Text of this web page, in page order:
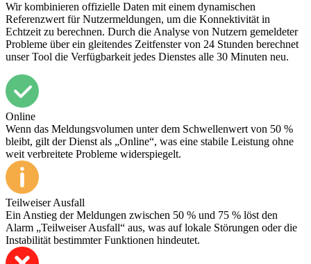
Wir kombinieren offizielle Daten mit einem dynamischen
Referenzwert für Nutzermeldungen, um die Konnektivität in
Echtzeit zu berechnen. Durch die Analyse von Nutzern gemeldeter
Probleme über ein gleitendes Zeitfenster von 24 Stunden berechnet
unser Tool die Verfügbarkeit jedes Dienstes alle 30 Minuten neu.
Online
Wenn das Meldungsvolumen unter dem Schwellenwert von 50 %
bleibt, gilt der Dienst als „Online“, was eine stabile Leistung ohne
weit verbreitete Probleme widerspiegelt.
Teilweiser Ausfall
Ein Anstieg der Meldungen zwischen 50 % und 75 % löst den
Alarm „Teilweiser Ausfall“ aus, was auf lokale Störungen oder die
Instabilität bestimmter Funktionen hindeutet.